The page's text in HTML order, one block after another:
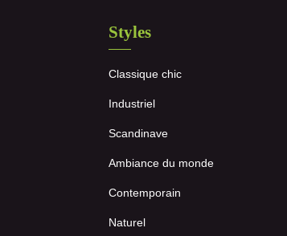
Styles
Classique chic
Industriel
Scandinave
Ambiance du monde
Contemporain
Naturel